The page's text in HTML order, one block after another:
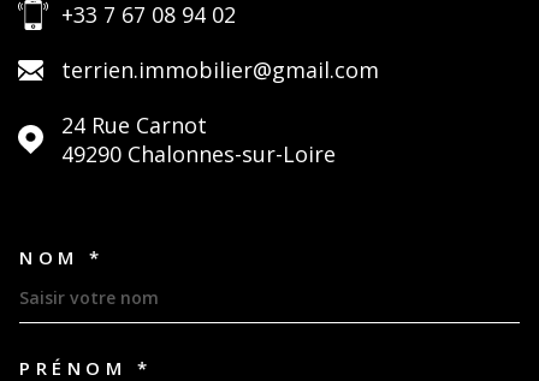
+33 7 67 08 94 02
terrien.immobilier@gmail.com
24 Rue Carnot
49290
Chalonnes-sur-Loire
NOM *
PRÉNOM *